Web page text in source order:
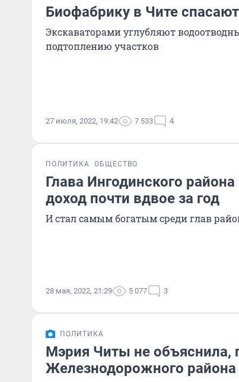
Биофабрику в Чите
Экскаваторами углубляют
подтоплению участков
27 июля, 2022, 19:42 7 533 4
ПОЛИТИКА ОБЩЕСТВО
Глава Ингодинского
доход почти вдвое за год
И стал самым богатым среди глав
28 мая, 2022, 21:29 5 077 3
ПОЛИТИКА
Мэрия Читы не объяснила,
Железнодорожного района